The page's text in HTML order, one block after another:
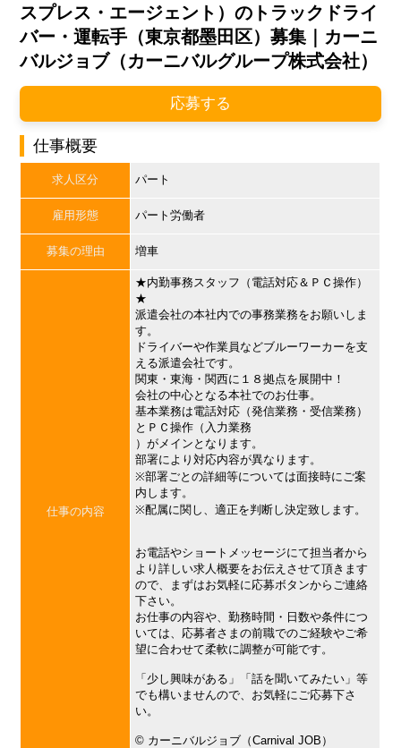
スプレス・エージェント）のトラックドライ
バー・運転手（東京都墨田区）募集｜カーニ
バルジョブ（カーニバルグループ株式会社）
応募する
仕事概要
求人区分 パート
雇用形態 パート労働者
募集の理由 増車
仕事の内容
★内勤事務スタッフ（電話対応＆ＰＣ操作）
★
派遣会社の本社内での事務業務をお願いしま
す。
ドライバーや作業員などブルーワーカーを支
える派遣会社です。
関東・東海・関西に１８拠点を展開中！
会社の中心となる本社でのお仕事。
基本業務は電話対応（発信業務・受信業務）
とＰＣ操作（入力業務
）がメインとなります。
部署により対応内容が異なります。
※部署ごとの詳細等については面接時にご案
内します。
※配属に関し、適正を判断し決定致します。
お電話やショートメッセージにて担当者から
より詳しい求人概要をお伝えさせて頂きます
ので、まずはお気軽に応募ボタンからご連絡
下さい。
お仕事の内容や、勤務時間・日数や条件につ
いては、応募者さまの前職でのご経験やご希
望に合わせて柔軟に調整が可能です。
「少し興味がある」「話を聞いてみたい」等
でも構いませんので、お気軽にご応募下さ
い。
©︎ カーニバルジョブ（Carnival JOB）